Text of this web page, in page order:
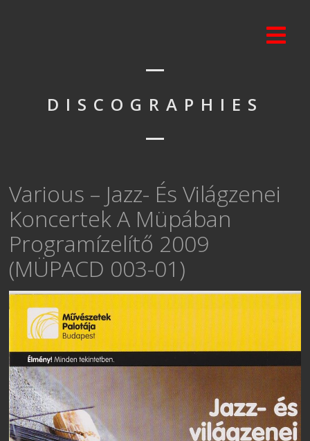
DISCOGRAPHIES
Various ‎– Jazz- És Világzenei
Koncertek A Müpában
Programízelítő 2009
(MÜPACD 003-01)